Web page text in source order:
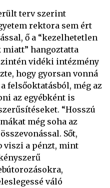
terv szerint
rektora sem ért
ő a “kezelhetetlen
hangoztatta
vidéki intézmény
hogy gyorsan vonná
felsőoktatásból, még az
az egyébként is
“Hosszú
még soha az
Sőt,
viszi a pénzt, mint
váló